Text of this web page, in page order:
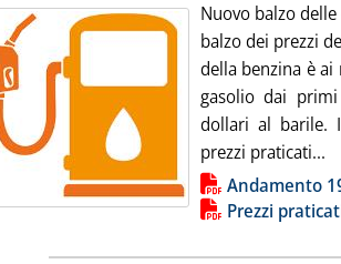
Nuovo balzo
balzo dei prezzi
della benzina è
gasolio dai
dollari al barile.
prezzi praticati...
Lista allegati PDF alla notizia
Andamento
Prezzi